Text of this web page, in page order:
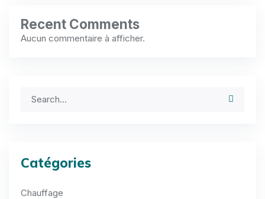
Recent Comments
Aucun commentaire à afficher.
Catégories
Chauffage